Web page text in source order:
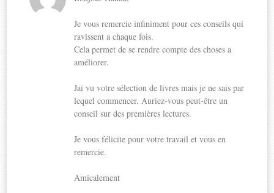
Je vous remercie infiniment pour ces conseils qui
ravissent a chaque fois.
Cela permet de se rendre compte des choses a
améliorer.
Jai vu votre sélection de livres mais je ne sais par
lequel commencer. Auriez-vous peut-être un
conseil sur des premières lectures.
Je vous félicite pour votre travail et vous en
remercie.
Amicalement